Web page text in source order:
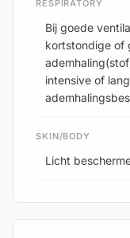
RESPIRATORY
Bij goede
kortstondige of
intensive of
SKIN/BODY
Licht